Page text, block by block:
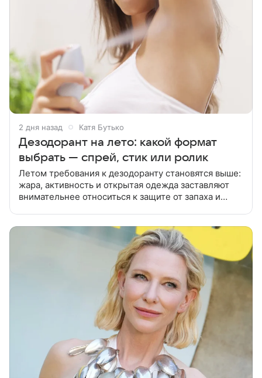
2 дня назад Катя Бутько
Дезодорант на лето: какой формат
выбрать — спрей, стик или ролик
Летом требования к дезодоранту становятся выше:
жара, активность и открытая одежда заставляют
внимательнее относиться к защите от запаха и